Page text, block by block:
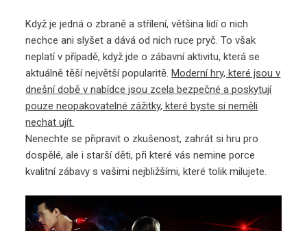
Když je jedná o zbraně a střílení, většina lidí o nich
nechce ani slyšet a dává od nich ruce pryč. To však
neplatí v případě, když jde o zábavní aktivitu, která se
aktuálně těší největší popularitě.Moderní hry, které jsou v
dnešní době v nabídce jsou zcela bezpečné a poskytují
pouze neopakovatelné zážitky, které byste si neměli
nechat ujít.
Nenechte se připravit o zkušenost, zahrát si hru pro
dospělé, ale i starší děti, při které vás nemine porce
kvalitní zábavy s vašimi nejbližšími, které tolik milujete.